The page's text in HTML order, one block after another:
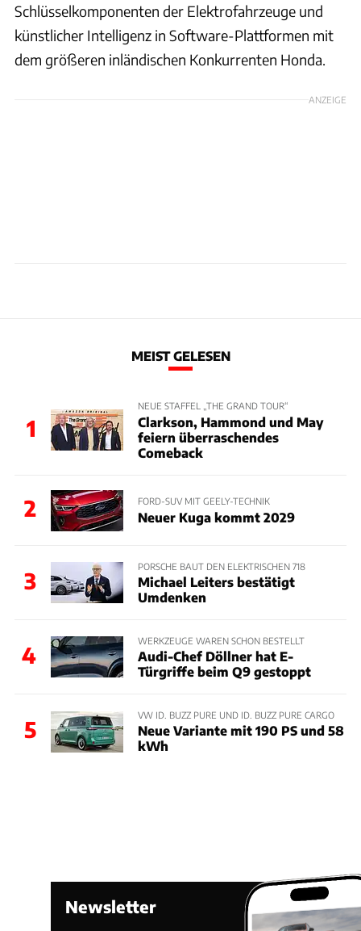
Schlüsselkomponenten der Elektrofahrzeuge und
künstlicher Intelligenz in Software-Plattformen mit
dem größeren inländischen Konkurrenten Honda.
ANZEIGE
MEIST GELESEN
1
NEUE STAFFEL „THE GRAND TOUR“
Clarkson, Hammond und May
feiern überraschendes
Comeback
2 FORD-SUV MIT GEELY-TECHNIK
Neuer Kuga kommt 2029
3
PORSCHE BAUT DEN ELEKTRISCHEN 718
Michael Leiters bestätigt
Umdenken
4
WERKZEUGE WAREN SCHON BESTELLT
Audi-Chef Döllner hat E-
Türgriffe beim Q9 gestoppt
5
VW ID. BUZZ PURE UND ID. BUZZ PURE CARGO
Neue Variante mit 190 PS und 58
kWh
Newsletter